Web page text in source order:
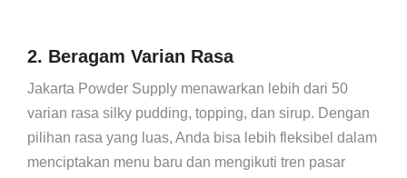
2. Beragam Varian Rasa
Jakarta Powder Supply menawarkan lebih dari 50
varian rasa silky pudding, topping, dan sirup. Dengan
pilihan rasa yang luas, Anda bisa lebih fleksibel dalam
menciptakan menu baru dan mengikuti tren pasar